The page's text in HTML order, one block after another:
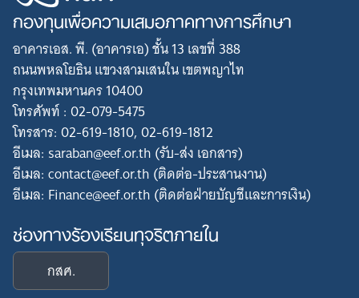
กองทุนเพื่อความเสมอภาคทางการศึกษา
อาคารเอส. พี. (อาคารเอ) ชั้น 13 เลขที่ 388
ถนนพหลโยธิน แขวงสามเสนใน เขตพญาไท
กรุงเทพมหานคร 10400
โทรศัพท์ : 02-079-5475
โทรสาร: 02-619-1810, 02-619-1812
อีเมล: saraban@eef.or.th (รับ-ส่ง เอกสาร)
อีเมล: contact@eef.or.th (ติดต่อ-ประสานงาน)
อีเมล: Finance@eef.or.th (ติดต่อฝ่ายบัญชีและการเงิน)
ช่องทางร้องเรียนทุจริตภายใน
กสศ.